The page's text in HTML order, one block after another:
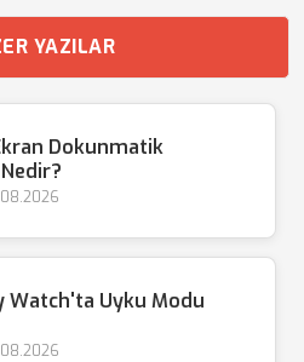
YAZILAR
Dokunmatik
Watch'ta Uyku Modu